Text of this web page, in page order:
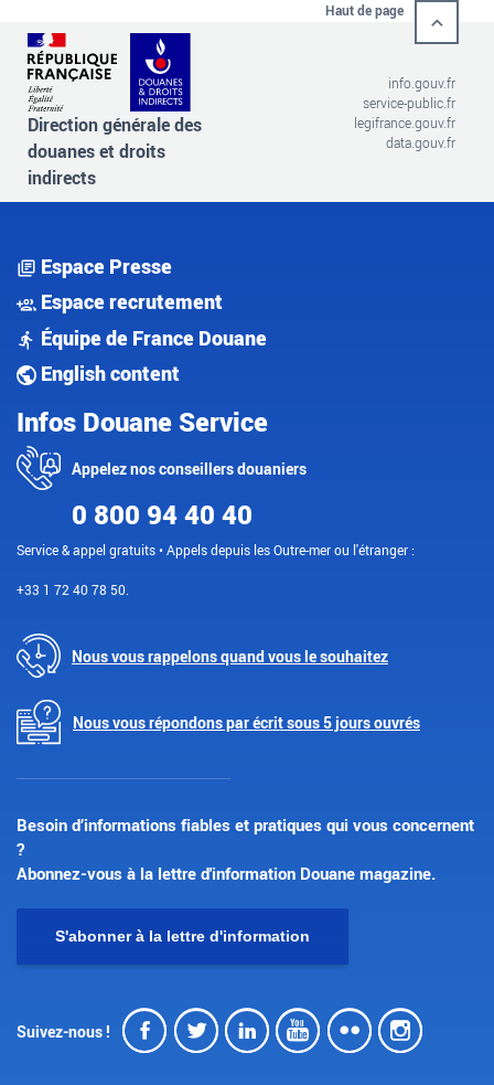
Haut de page
Direction générale des
douanes et droits
indirects
info.gouv.fr
service-public.fr
legifrance.gouv.fr
data.gouv.fr
Espace Presse
Espace recrutement
Équipe de France Douane
English content
Infos Douane Service
Appelez nos conseillers douaniers
0 800 94 40 40
Service & appel gratuits • Appels depuis les Outre-mer ou l'étranger :
+33 1 72 40 78 50.
Nous vous rappelons quand vous le souhaitez
Nous vous répondons par écrit sous 5 jours ouvrés
Besoin d’informations fiables et pratiques qui vous concernent
?
Abonnez-vous à la lettre d'information Douane magazine.
S'abonner à la lettre d'information
Suivez-nous ! Facebook
Twitter
LinkedIn
Youtube
Flickr